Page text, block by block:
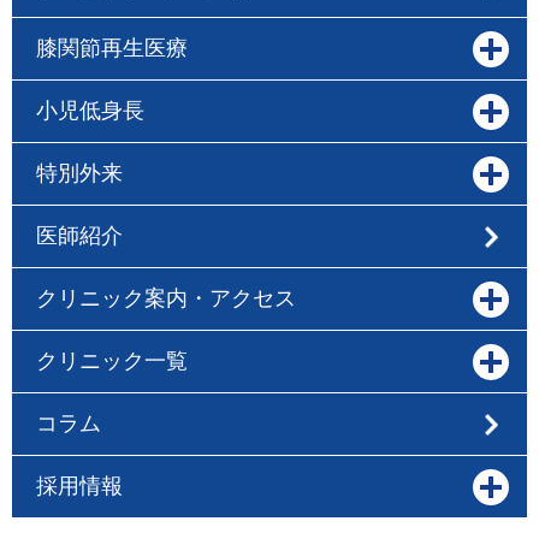
膝関節再生医療
小児低身長
特別外来
医師紹介
クリニック案内・アクセス
クリニック一覧
コラム
採用情報